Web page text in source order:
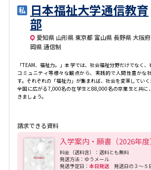
日本福祉大学通信教育
部
愛知県 山形県 東京都 富山県 長野県 大阪
岡県 通信制
「TEAM、福祉力。」本学では、社会福祉分野だけでなく
コミュニティ等様々な観点から、実践的で人間性豊かな
す。それぞれの「福祉力」が集まれば、社会を変革していく
全国に広がる7,000名の在学生と88,000名の卒業生と共に
きましょう。
請求できる資料
入学案内・願書（2026年度
料金（送料含）：送料とも無料
発送方法：ゆうメール
発送予定日： 本日発送 発送日の３～５